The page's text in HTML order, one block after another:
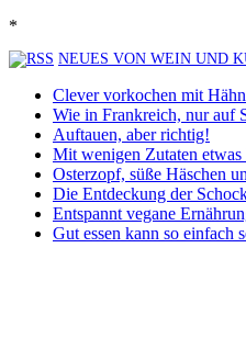
*
NEUES VON WEIN UND
Clever vorkochen mit
Wie in Frankreich, nur auf
Auftauen, aber richtig!
Mit wenigen Zutaten etwas
Osterzopf, süße Häschen
Die Entdeckung der
Entspannt vegane
Gut essen kann so einfach